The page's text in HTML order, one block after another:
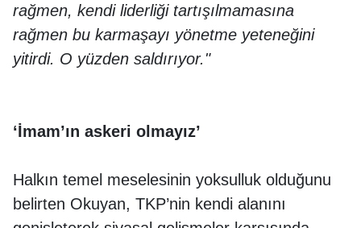
rağmen, kendi liderliği tartışılmamasına
rağmen bu karmaşayı yönetme yeteneğini
yitirdi. O yüzden saldırıyor."
‘İmam’ın askeri olmayız’
Halkın temel meselesinin yoksulluk olduğunu
belirten Okuyan, TKP’nin kendi alanını